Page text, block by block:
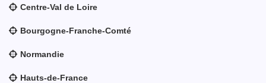
Centre-Val de Loire
Bourgogne-Franche-Comté
Normandie
Hauts-de-France